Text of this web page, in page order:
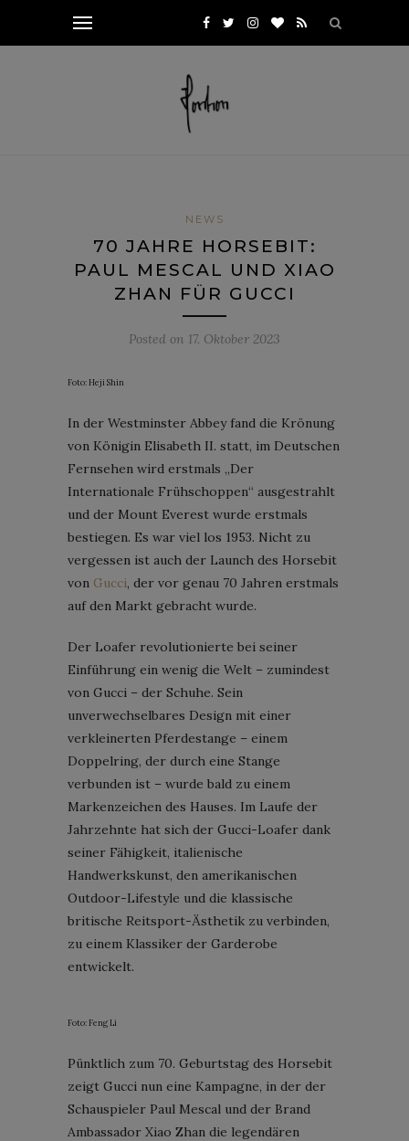
NEWS
70 JAHRE HORSEBIT:
PAUL MESCAL UND XIAO
ZHAN FÜR GUCCI
Posted on 17. Oktober 2023
Foto: Heji Shin
In der Westminster Abbey fand die Krönung
von Königin Elisabeth II. statt, im Deutschen
Fernsehen wird erstmals „Der
Internationale Frühschoppen“ ausgestrahlt
und der Mount Everest wurde erstmals
bestiegen. Es war viel los 1953. Nicht zu
vergessen ist auch der Launch des Horsebit
von Gucci, der vor genau 70 Jahren erstmals
auf den Markt gebracht wurde.
Der Loafer revolutionierte bei seiner
Einführung ein wenig die Welt – zumindest
von Gucci – der Schuhe. Sein
unverwechselbares Design mit einer
verkleinerten Pferdestange – einem
Doppelring, der durch eine Stange
verbunden ist – wurde bald zu einem
Markenzeichen des Hauses. Im Laufe der
Jahrzehnte hat sich der Gucci-Loafer dank
seiner Fähigkeit, italienische
Handwerkskunst, den amerikanischen
Outdoor-Lifestyle und die klassische
britische Reitsport-Ästhetik zu verbinden,
zu einem Klassiker der Garderobe
entwickelt.
Foto: Feng Li
Pünktlich zum 70. Geburtstag des Horsebit
zeigt Gucci nun eine Kampagne, in der der
Schauspieler Paul Mescal und der Brand
Ambassador Xiao Zhan die legendären